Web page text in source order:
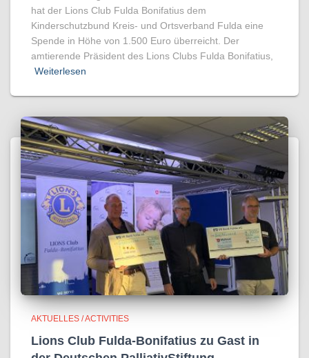
hat der Lions Club Fulda Bonifatius dem
Kinderschutzbund Kreis- und Ortsverband Fulda eine
Spende in Höhe von 1.500 Euro überreicht. Der
amtierende Präsident des Lions Clubs Fulda Bonifatius,
Weiterlesen
AKTUELLES / ACTIVITIES
Lions Club Fulda-Bonifatius zu Gast in